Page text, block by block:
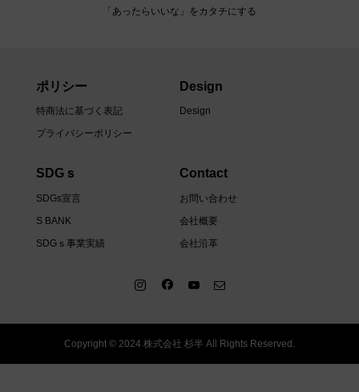
「あったらいいな」をカタチにする
ポリシー
特商法に基づく表記
プライバシーポリシー
Design
Design
SDGｓ
SDGs宣言
S BANK
SDGｓ事業実績
Contact
お問い合わせ
会社概要
会社沿革
Copyright © 2024 株式会社 杉半 All Rights Reserved.